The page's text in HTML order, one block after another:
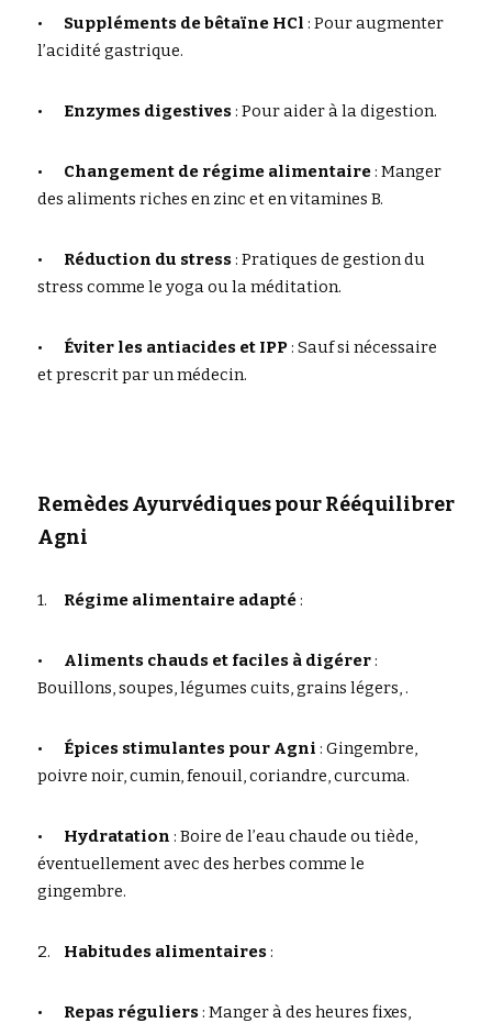
Suppléments de bêtaïne HCl : Pour augmenter
l’acidité gastrique.
Enzymes digestives : Pour aider à la digestion.
Changement de régime alimentaire : Manger
des aliments riches en zinc et en vitamines B.
Réduction du stress : Pratiques de gestion du
stress comme le yoga ou la méditation.
Éviter les antiacides et IPP : Sauf si nécessaire
et prescrit par un médecin.
Remèdes Ayurvédiques pour Rééquilibrer
Agni
Régime alimentaire adapté :
Aliments chauds et faciles à digérer :
Bouillons, soupes, légumes cuits, grains légers, .
Épices stimulantes pour Agni : Gingembre,
Hydratation : Boire de l’eau chaude ou tiède,
éventuellement avec des herbes comme le
gingembre.
Habitudes alimentaires :
Repas réguliers : Manger à des heures fixes,